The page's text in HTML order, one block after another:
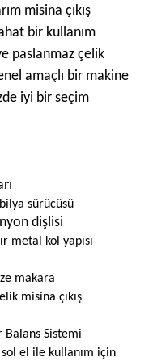
misina çıkış
bir kullanım
paslanmaz çelik
amaçlı bir makine
iyi bir seçim
sürücüsü
dişlisi
metal kol yapısı
makara
misina çıkış
Balans Sistemi
el ile kullanım için